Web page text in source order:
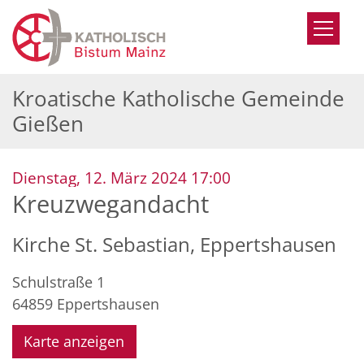
Zum Inhalt springen
Kroatische Katholische Gemeinde
Gießen
Dienstag, 12. März 2024 17:00
Kreuzwegandacht
Kirche St. Sebastian, Eppertshausen
Schulstraße 1
64859 Eppertshausen
Karte anzeigen